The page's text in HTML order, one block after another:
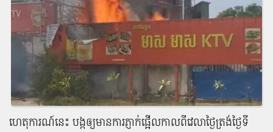
ហេតុការណ៍​នេះ​ បង្ក​ឲ្យ​មានការ​ភ្ញាក់ផ្អើល​កាលពី​វេលា​ថ្ងៃត្រង់​ថ្ងៃ​ទី​